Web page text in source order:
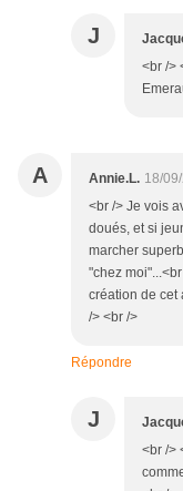
J
<br />
A Annie.L. 18/
<br /> Je vois
doués, et si
marcher
"chez
création de cet
/> <br />
Répondre
J
<br />